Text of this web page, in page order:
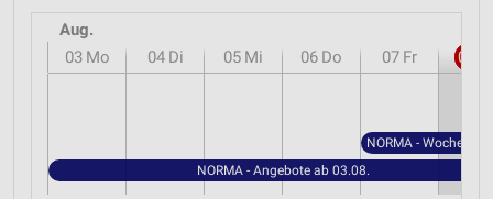
Aug.
03 Mo 04 Di 05 Mi 06 Do 07 Fr 08
NORMA - Angebote ab 03.08.